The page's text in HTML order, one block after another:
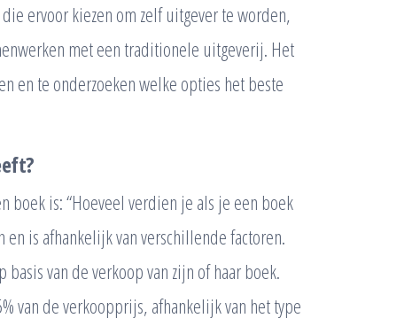
ervoor kiezen om zelf uitgever te worden,
met een traditionele uitgeverij. Het
en te onderzoeken welke opties het beste
boek is: “Hoeveel verdien je als je een boek
en is afhankelijk van verschillende factoren.
basis van de verkoop van zijn of haar boek.
van de verkoopprijs, afhankelijk van het type